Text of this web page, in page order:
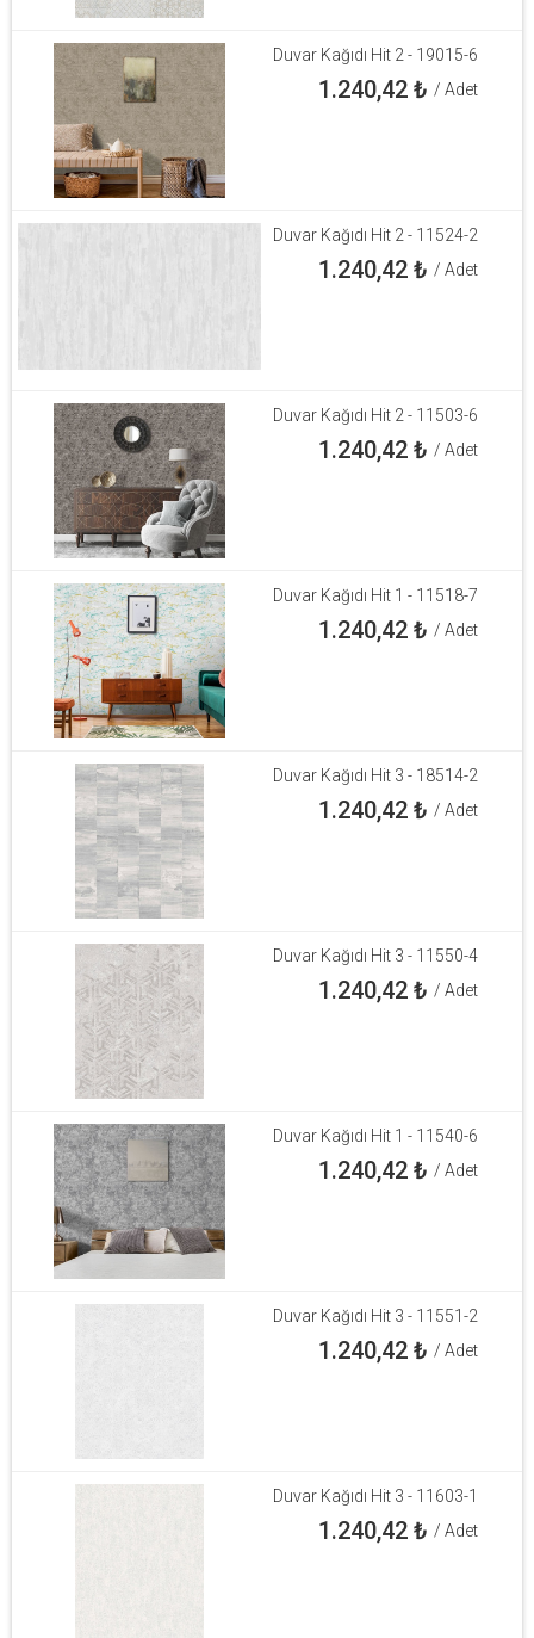
Duvar Kağıdı Hit 2 - 19015-6
1.240,42₺ / Adet
Duvar Kağıdı Hit 2 - 11524-2
1.240,42₺ / Adet
Duvar Kağıdı Hit 2 - 11503-6
1.240,42₺ / Adet
Duvar Kağıdı Hit 1 - 11518-7
1.240,42₺ / Adet
Duvar Kağıdı Hit 3 - 18514-2
1.240,42₺ / Adet
Duvar Kağıdı Hit 3 - 11550-4
1.240,42₺ / Adet
Duvar Kağıdı Hit 1 - 11540-6
1.240,42₺ / Adet
Duvar Kağıdı Hit 3 - 11551-2
1.240,42₺ / Adet
Duvar Kağıdı Hit 3 - 11603-1
1.240,42₺ / Adet